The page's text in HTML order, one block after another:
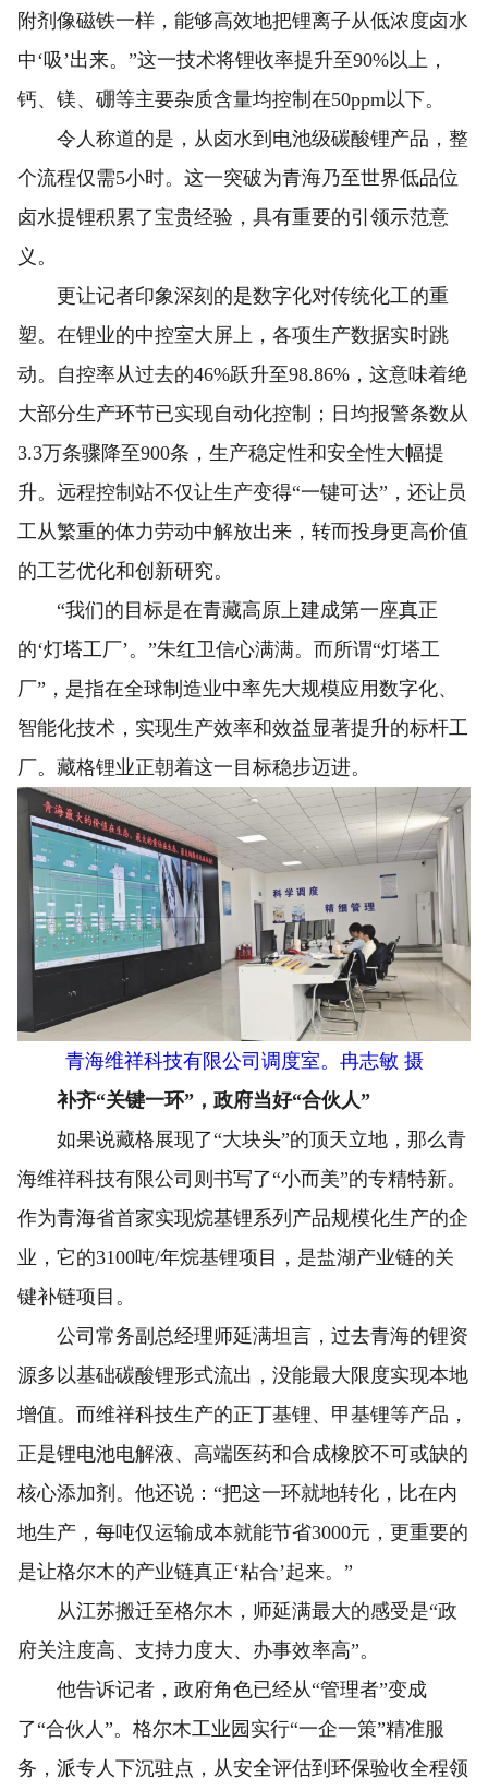
附剂像磁铁一样，能够高效地把锂离子从低浓度卤水
中‘吸’出来。”这一技术将锂收率提升至90%以上，
钙、镁、硼等主要杂质含量均控制在50ppm以下。
令人称道的是，从卤水到电池级碳酸锂产品，整
个流程仅需5小时。这一突破为青海乃至世界低品位
卤水提锂积累了宝贵经验，具有重要的引领示范意
义。
更让记者印象深刻的是数字化对传统化工的重
塑。在锂业的中控室大屏上，各项生产数据实时跳
动。自控率从过去的46%跃升至98.86%，这意味着绝
大部分生产环节已实现自动化控制；日均报警条数从
3.3万条骤降至900条，生产稳定性和安全性大幅提
升。远程控制站不仅让生产变得“一键可达”，还让员
工从繁重的体力劳动中解放出来，转而投身更高价值
的工艺优化和创新研究。
“我们的目标是在青藏高原上建成第一座真正
的‘灯塔工厂’。”朱红卫信心满满。而所谓“灯塔工
厂”，是指在全球制造业中率先大规模应用数字化、
智能化技术，实现生产效率和效益显著提升的标杆工
厂。藏格锂业正朝着这一目标稳步迈进。
青海维祥科技有限公司调度室。冉志敏 摄
补齐“关键一环”，政府当好“合伙人”
如果说藏格展现了“大块头”的顶天立地，那么青
海维祥科技有限公司则书写了“小而美”的专精特新。
作为青海省首家实现烷基锂系列产品规模化生产的企
业，它的3100吨/年烷基锂项目，是盐湖产业链的关
键补链项目。
公司常务副总经理师延满坦言，过去青海的锂资
源多以基础碳酸锂形式流出，没能最大限度实现本地
增值。而维祥科技生产的正丁基锂、甲基锂等产品，
正是锂电池电解液、高端医药和合成橡胶不可或缺的
核心添加剂。他还说：“把这一环就地转化，比在内
地生产，每吨仅运输成本就能节省3000元，更重要的
是让格尔木的产业链真正‘粘合’起来。”
从江苏搬迁至格尔木，师延满最大的感受是“政
府关注度高、支持力度大、办事效率高”。
他告诉记者，政府角色已经从“管理者”变成
了“合伙人”。格尔木工业园实行“一企一策”精准服
务，派专人下沉驻点，从安全评估到环保验收全程领